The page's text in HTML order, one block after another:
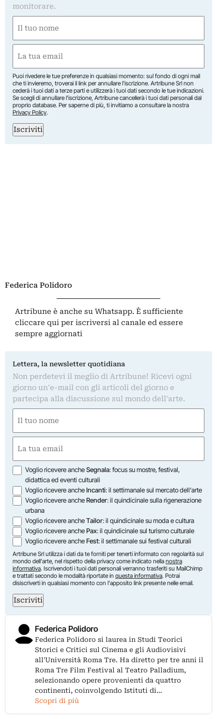
monitorare.
(Required)
First
(Required)
Puoi rivedere le tue preferenze in qualsiasi momento: sul fondo di ogni mail
che ti invieremo, troverai il link per annullare l’iscrizione. Artribune Srl non
cederà i tuoi dati a terze parti e utilizzerà i tuoi dati secondo le tue indicazioni.
Se scegli di annullare l’iscrizione, Artribune cancellerà i tuoi dati personali dal
proprio database. Per saperne di più, ti invitiamo a consultare la nostra
Privacy Policy.
Iscriviti
Federica Polidoro
Artribune è anche su Whatsapp. È sufficiente
cliccare qui per iscriversi al canale ed essere
sempre aggiornati
Lettera, la newsletter quotidiana
Non perdetevi il meglio di Artribune! Ricevi ogni
giorno un'e-mail con gli articoli del giorno e
partecipa alla discussione sul mondo dell'arte.
(Required)
First
(Required)
Opzioni
Voglio ricevere ancheSegnala: focus su mostre, festival,
didattica ed eventi culturali
Voglio ricevere ancheIncanti: il settimanale sul mercato dell'arte
Voglio ricevere ancheRender: il quindicinale sulla rigenerazione
urbana
Voglio ricevere ancheTailor: il quindicinale su moda e cultura
Voglio ricevere anchePax: il quindicinale sul turismo culturale
Voglio ricevere ancheFest: il settimanale sui festival culturali
Artribune Srl utilizza i dati da te forniti per tenerti informato con regolarità sul
mondo dell'arte, nel rispetto della privacy come indicato nella nostra
informativa. Iscrivendoti i tuoi dati personali verranno trasferiti su MailChimp
e trattati secondo le modalità riportate in questa informativa. Potrai
disiscriverti in qualsiasi momento con l'apposito link presente nelle email.
Iscriviti
Federica Polidoro
Federica Polidoro si laurea in Studi Teorici
Storici e Critici sul Cinema e gli Audiovisivi
all'Università Roma Tre. Ha diretto per tre anni il
Roma Tre Film Festival al Teatro Palladium,
selezionando opere provenienti da quattro
continenti, coinvolgendo Istituti di…
Scopri di più